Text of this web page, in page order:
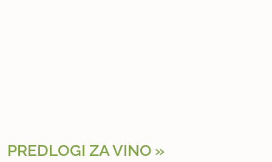
PREDLOGI ZA VINO